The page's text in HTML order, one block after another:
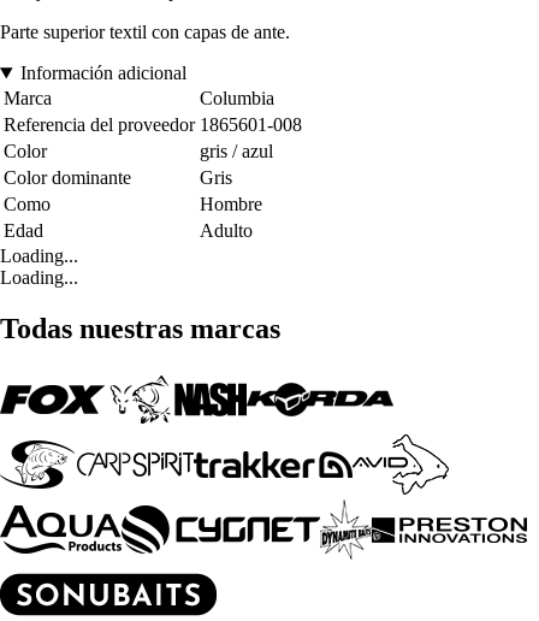
Parte superior textil con capas de ante.
Información adicional
Marca
Columbia
Referencia del proveedor 1865601-008
Color
gris / azul
Color dominante
Gris
Como
Hombre
Edad
Adulto
Loading...
Loading...
Todas nuestras marcas